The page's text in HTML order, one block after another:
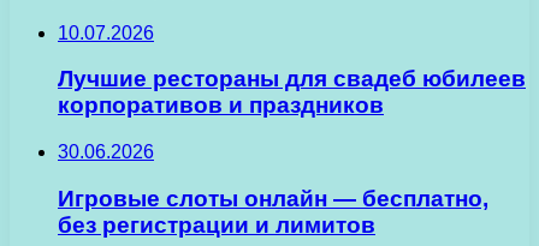
10.07.2026
Лучшие рестораны для свадеб юбилеев
корпоративов и праздников
30.06.2026
Игровые слоты онлайн — бесплатно,
без регистрации и лимитов